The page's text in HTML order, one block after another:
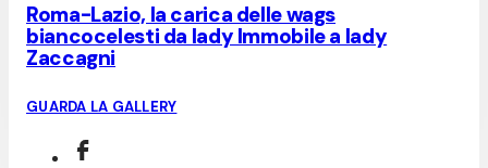
Roma-Lazio, la carica delle wags
biancocelesti da lady Immobile a lady
Zaccagni
GUARDA LA GALLERY